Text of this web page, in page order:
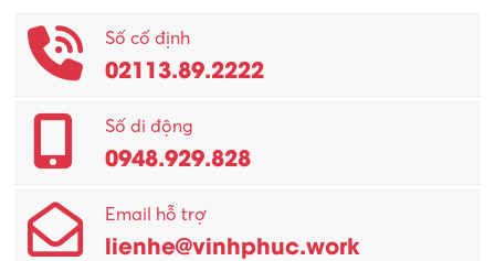
Số cố định
02113.89.2222
Số di động
0948.929.828
Email hỗ trợ
lienhe@vinhphuc.work